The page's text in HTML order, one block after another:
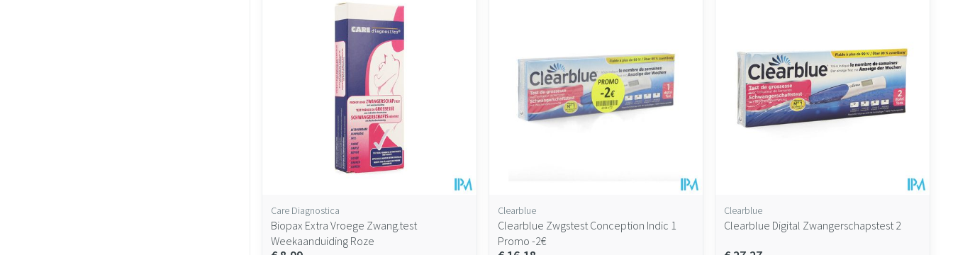
Care Diagnostica
Biopax Extra Vroege Zwang.test
Weekaanduiding Roze
Clearblue
Clearblue Zwgstest Conception Indic 1
Promo -2€
Clearblue
Clearblue Digital Zwangerschapstest 2